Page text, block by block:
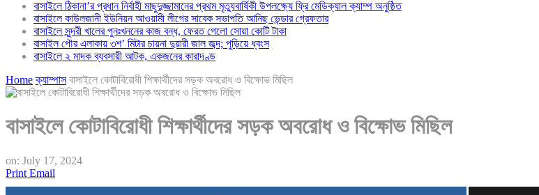
বাসাইলে ঠিকানা’র প্রধান নির্বাহী মাছুদুজ্জামানের প্রথম মৃত্যুবার্ষিকী উপলক্ষ্যে ফ্রি মেডিক্যাল ক্যাম্প অনুষ্ঠিত
বাসাইলে কাউলজানী ইউনিয়ন আওয়ামী লীগের সাবেক সভাপতি আনিছ ভেন্ডার গ্রেফতার
বাসাইলে সুন্দরী খালের পুনঃখননের কাজ বন্ধ, ফেরত গেলো সোয়া কোটি টাকা
বাসাইল পৌর এলাকায় ৩শ’ মিটার চায়না দুয়ারী জাল জব্দ; পুড়িয়ে ধ্বংস
বাসাইলে ২ মাদক ব্যবসায়ী আটক, একজনের কারাদণ্ড
Home ক্যাম্পাস বাসাইলে কোটাবিরোধী শিক্ষার্থীদের সড়ক অবরোধ ও বিক্ষোভ মিছিল
বাসাইলে কোটাবিরোধী শিক্ষার্থীদের সড়ক অবরোধ ও বিক্ষোভ মিছিল
on: July 17, 2024
Print Email